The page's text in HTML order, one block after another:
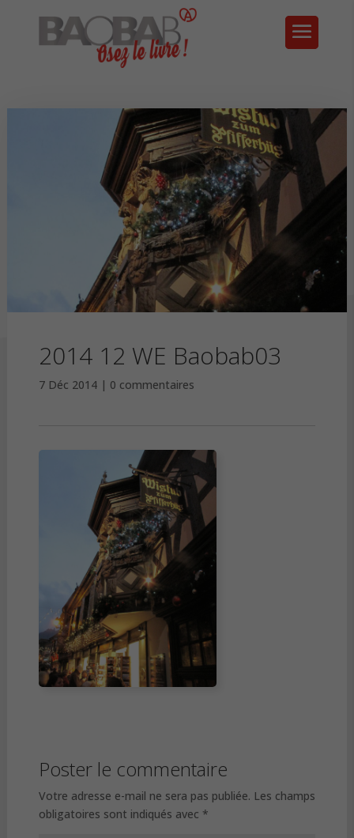
2014 12 WE Baobab03
7 Déc 2014 0 commentaires
Poster le commentaire
Votre adresse e-mail ne sera pas publiée. Les champs
obligatoires sont indiqués avec *